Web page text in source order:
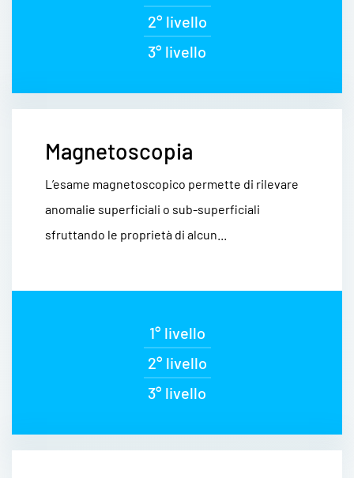
2° livello
3° livello
Magnetoscopia
L’esame magnetoscopico permette di rilevare
anomalie superficiali o sub-superficiali
sfruttando le proprietà di alcun...
1° livello
2° livello
3° livello